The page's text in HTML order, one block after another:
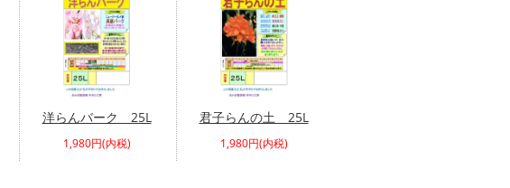
洋らんバーク 25L
1,980円(内税)
君子らんの土 25L
1,980円(内税)